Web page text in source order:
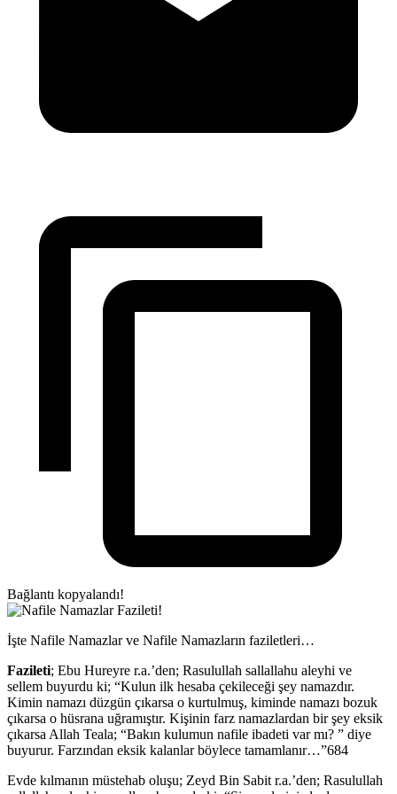
Bağlantı kopyalandı!
İşte Nafile Namazlar ve Nafile Namazların faziletleri…
Fazileti; Ebu Hureyre r.a.’den; Rasulullah sallallahu aleyhi ve
sellem buyurdu ki; “Kulun ilk hesaba çekileceği şey namazdır.
Kimin namazı düzgün çıkarsa o kurtulmuş, kiminde namazı bozuk
çıkarsa o hüsrana uğramıştır. Kişinin farz namazlardan bir şey eksik
çıkarsa Allah Teala; “Bakın kulumun nafile ibadeti var mı? ” diye
buyurur. Farzından eksik kalanlar böylece tamamlanır…”684
Evde kılmanın müstehab oluşu; Zeyd Bin Sabit r.a.’den; Rasulullah